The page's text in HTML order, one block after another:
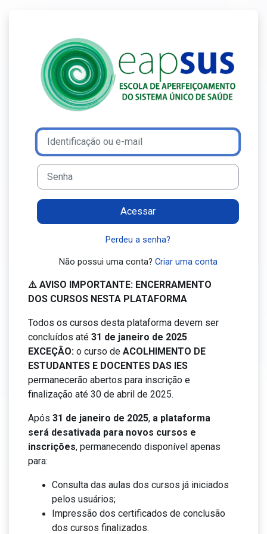
Avançar para criar nova conta
Identificação ou e-mail
Senha
Acessar
Perdeu a senha?
Não possui uma conta? Criar uma conta
⚠️ AVISO IMPORTANTE: ENCERRAMENTO
DOS CURSOS NESTA PLATAFORMA
Todos os cursos desta plataforma devem ser
concluídos até 31 de janeiro de 2025.
EXCEÇÂO: o curso de ACOLHIMENTO DE
ESTUDANTES E DOCENTES DAS IES
permanecerão abertos para inscrição e
finalização até 30 de abril de 2025.
Após 31 de janeiro de 2025, a plataforma
será desativada para novos cursos e
inscrições, permanecendo disponível apenas
para:
Consulta das aulas dos cursos já iniciados
pelos usuários;
Impressão dos certificados de conclusão
dos cursos finalizados.